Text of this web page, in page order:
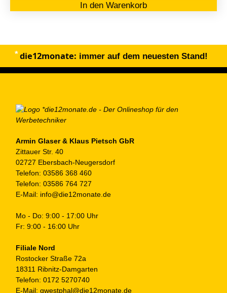
In den Warenkorb
die12monate: immer auf dem neuesten Stand!
Armin Glaser & Klaus Pietsch GbR
Zittauer Str. 40
02727 Ebersbach-Neugersdorf
Telefon: 03586 368 460
Telefon: 03586 764 727
E-Mail: info@die12monate.de
Mo - Do: 9:00 - 17:00 Uhr
Fr: 9:00 - 16:00 Uhr
Filiale Nord
Rostocker Straße 72a
18311 Ribnitz-Damgarten
Telefon: 0172 5270740
E-Mail: gwestphal@die12monate.de